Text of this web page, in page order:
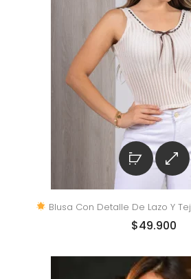
Blusa Con Detalle De Lazo Y
$49.900